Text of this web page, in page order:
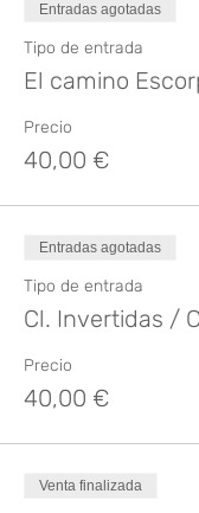
Entradas agotadas
Tipo de entrada
El camino
Precio
40,00 €
Entradas agotadas
Tipo de entrada
Cl. Invertidas /
Precio
40,00 €
Venta finalizada